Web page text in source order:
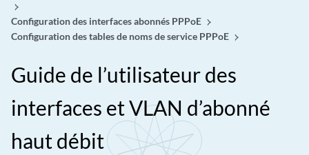
Configuration des interfaces abonnés PPPoE
Configuration des tables de noms de service PPPoE
Guide de l’utilisateur des
interfaces et VLAN d’abonné
haut débit